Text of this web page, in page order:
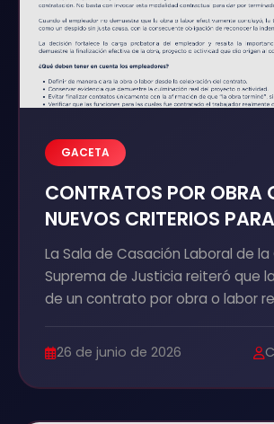
GACETA
CONTRATOS POR OBRA
NUEVOS CRITERIOS
DESPIDOS
La Sala de Casación Laboral de
Suprema de Justicia reiteró que
de un contrato por obra o labor
culminación de la obra o
origen a la contratación. No
esta modalidad contractual para
26 de junio de 2026